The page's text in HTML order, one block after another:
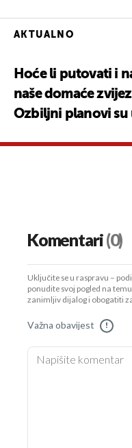
AKTUALNO
Hoće li putovati i
naše domaće
Ozbiljni planovi su
Komentari(0)
Uključite se u raspravu –
ponudite svoj pogled na
zanimljiv dijalog i obogatiti
Važna obavijest !